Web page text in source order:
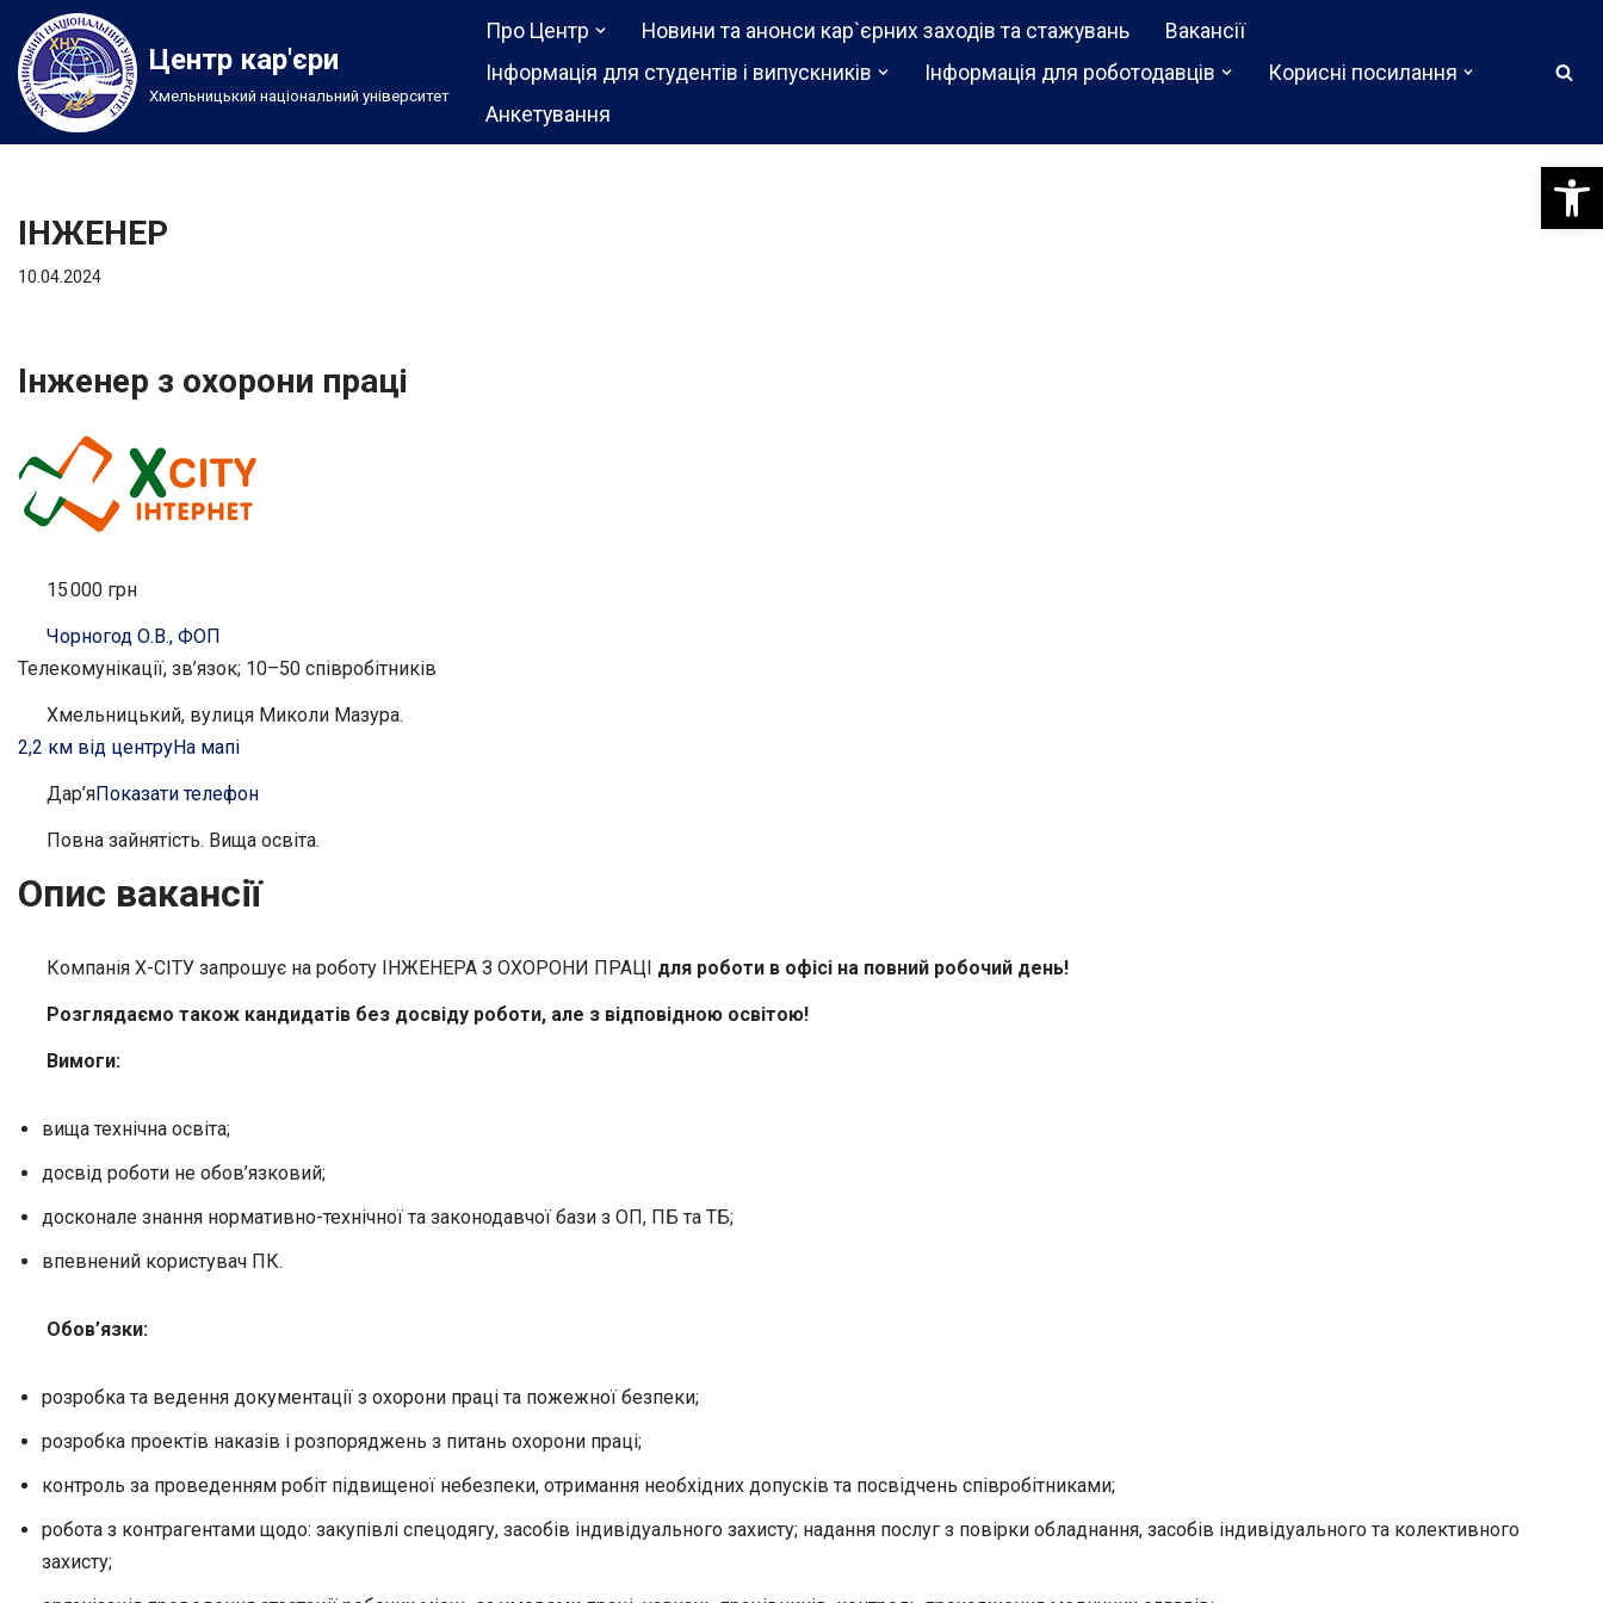
Перейти
до
вмісту
Центр кар'єри
Хмельницький національний університет
Про Центр Новини та анонси кар`єрних заходів та стажувань
Вакансії
Інформація для студентів і випускників
Інформація для роботодавців
Корисні посилання
Анкетування
ІНЖЕНЕР
10.04.2024
Інженер з охорони праці
15 000 грн
Чорногод О.В., ФОП
Телекомунікації, зв’язок; 10–50 співробітників
Хмельницький, вулиця Миколи Мазура.
2,2 км від центруНа мапі
Дар’яПоказати телефон
Повна зайнятість. Вища освіта.
Опис вакансії
Компанія Х-CITУ запрошує на роботу ІНЖЕНЕРА З ОХОРОНИ ПРАЦІ для роботи в офісі на повний робочий день!
Розглядаємо також кандидатів без досвіду роботи, але з відповідною освітою!
Вимоги:
вища технічна освіта;
досвід роботи не обов’язковий;
досконале знання нормативно-технічної та законодавчої бази з ОП, ПБ та ТБ;
впевнений користувач ПК.
Обов’язки:
розробка та ведення документації з охорони праці та пожежної безпеки;
розробка проектів наказів і розпоряджень з питань охорони праці;
контроль за проведенням робіт підвищеної небезпеки, отримання необхідних допусків та посвідчень співробітниками;
робота з контрагентами щодо: закупівлі спецодягу, засобів індивідуального захисту; надання послуг з повірки обладнання, засобів індивідуального та колективного
захисту;